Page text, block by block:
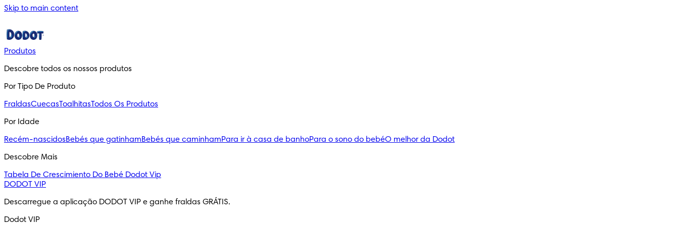
Skip to main content
Produtos
Descobre todos os nossos produtos
Por Tipo De Produto
FraldasCuecasToalhitasTodos Os Produtos
Por Idade
Recém-nascidosBebés que gatinhamBebés que caminhamPara ir à casa de banhoPara o sono do bebéO melhor da Dodot
Descobre Mais
Tabela De Crescimiento Do Bebé Dodot Vip
DODOT VIP
Descarregue a aplicação DODOT VIP e ganhe fraldas GRÁTIS.
Dodot VIP